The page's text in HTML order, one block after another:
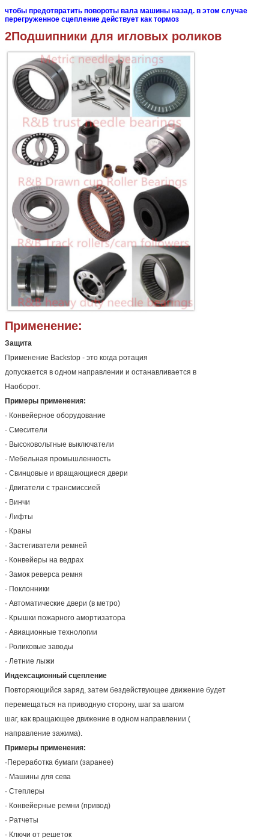
чтобы предотвратить повороты вала машины назад. в этом случае
перегруженное сцепление действует как тормоз
2Подшипники для игловых роликов
Применение:
Защита
Применение Backstop - это когда ротация
допускается в одном направлении и останавливается в
Наоборот.
Примеры применения:
· Конвейерное оборудование
· Смесители
· Высоковольтные выключатели
· Мебельная промышленность
· Свинцовые и вращающиеся двери
· Двигатели с трансмиссией
· Винчи
· Лифты
· Краны
· Застегиватели ремней
· Конвейеры на ведрах
· Замок реверса ремня
· Поклонники
· Автоматические двери (в метро)
· Крышки пожарного амортизатора
· Авиационные технологии
· Роликовые заводы
· Летние лыжи
Индексационный сцепление
Повторяющийся заряд, затем бездействующее движение будет
перемещаться на приводную сторону, шаг за шагом
шаг, как вращающее движение в одном направлении (
направление зажима).
Примеры применения:
·Переработка бумаги (заранее)
· Машины для сева
· Степлеры
· Конвейерные ремни (привод)
· Ратчеты
· Ключи от решеток